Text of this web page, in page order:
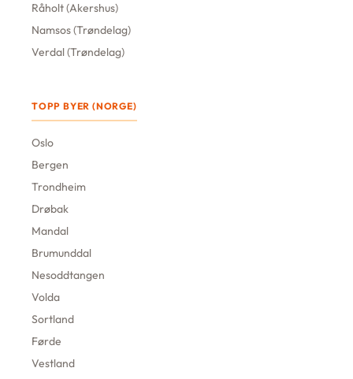
Råholt (Akershus)
Namsos (Trøndelag)
Verdal (Trøndelag)
TOPP BYER (NORGE)
Oslo
Bergen
Trondheim
Drøbak
Mandal
Brumunddal
Nesoddtangen
Volda
Sortland
Førde
Vestland